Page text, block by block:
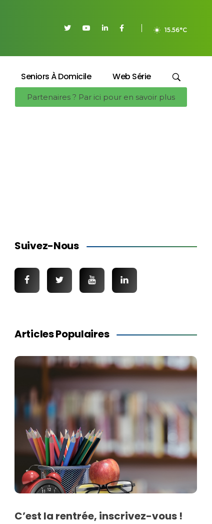
15.56°C
Seniors À Domicile Web Série
Partenaires ? Par ici pour en savoir plus
Suivez-Nous
Articles Populaires
C’est la rentrée, inscrivez-vous !